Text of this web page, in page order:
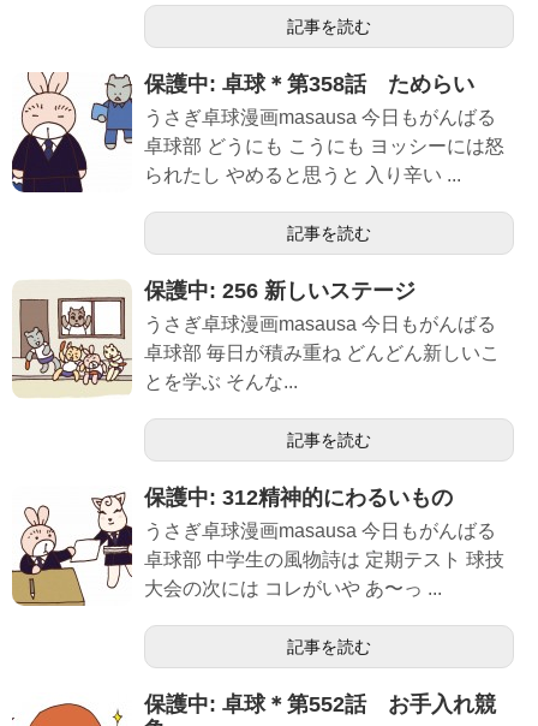
記事を読む
保護中: 卓球＊第358話 ためらい
うさぎ卓球漫画masausa 今日もがんばる
卓球部 どうにも こうにも ヨッシーには怒
られたし やめると思うと 入り辛い ...
記事を読む
保護中: 256 新しいステージ
うさぎ卓球漫画masausa 今日もがんばる
卓球部 毎日が積み重ね どんどん新しいこ
とを学ぶ そんな...
記事を読む
保護中: 312精神的にわるいもの
うさぎ卓球漫画masausa 今日もがんばる
卓球部 中学生の風物詩は 定期テスト 球技
大会の次には コレがいや あ〜っ ...
記事を読む
保護中: 卓球＊第552話 お手入れ競